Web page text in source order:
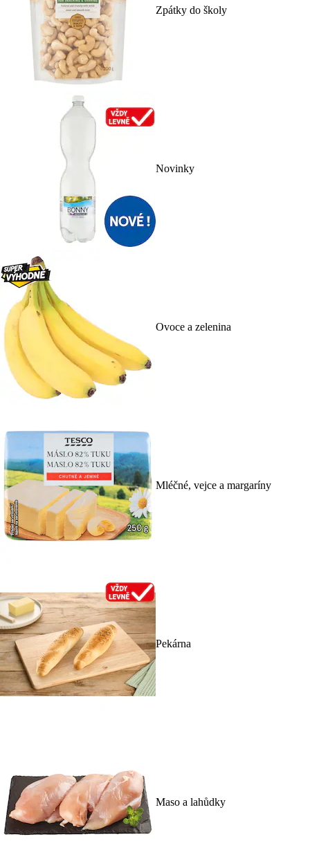
Zpátky do školy
Novinky
Ovoce a zelenina
Mléčné, vejce a margaríny
Pekárna
Maso a lahůdky